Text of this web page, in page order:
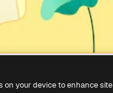
on your device to enhance site